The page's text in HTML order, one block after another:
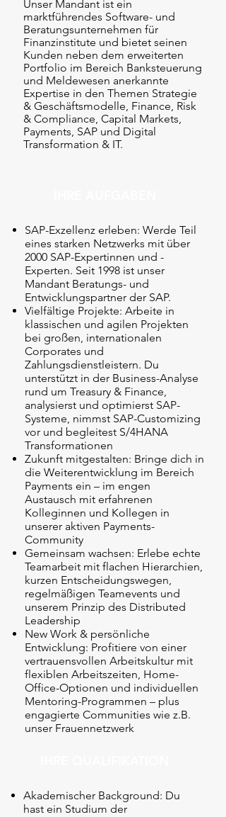
Unser Mandant ist ein
marktführendes Software- und
Beratungsunternehmen für
Finanzinstitute und bietet seinen
Kunden neben dem erweiterten
Portfolio im Bereich Banksteuerung
und Meldewesen anerkannte
Expertise in den Themen Strategie
& Geschäftsmodelle, Finance, Risk
& Compliance, Capital Markets,
Payments, SAP und Digital
Transformation & IT.
SAP-Exzellenz erleben: Werde Teil
eines starken Netzwerks mit über
2000 SAP-Expertinnen und -
Experten. Seit 1998 ist unser
Mandant Beratungs- und
Entwicklungspartner der SAP.
Vielfältige Projekte: Arbeite in
klassischen und agilen Projekten
bei großen, internationalen
Corporates und
Zahlungsdienstleistern. Du
unterstützt in der Business-Analyse
rund um Treasury & Finance,
analysierst und optimierst SAP-
Systeme, nimmst SAP-Customizing
vor und begleitest S/4HANA
Transformationen
Zukunft mitgestalten: Bringe dich in
die Weiterentwicklung im Bereich
Payments ein – im engen
Austausch mit erfahrenen
Kolleginnen und Kollegen in
unserer aktiven Payments-
Community
Gemeinsam wachsen: Erlebe echte
Teamarbeit mit flachen Hierarchien,
kurzen Entscheidungswegen,
regelmäßigen Teamevents und
unserem Prinzip des Distributed
Leadership
New Work & persönliche
Entwicklung: Profitiere von einer
vertrauensvollen Arbeitskultur mit
flexiblen Arbeitszeiten, Home-
Office-Optionen und individuellen
Mentoring-Programmen – plus
engagierte Communities wie z.B.
unser Frauennetzwerk
Akademischer Background: Du
hast ein Studium der